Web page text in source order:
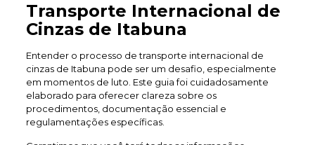
Transporte Internacional de
Cinzas de Itabuna
Entender o processo de transporte internacional de
cinzas de Itabuna pode ser um desafio, especialmente
em momentos de luto. Este guia foi cuidadosamente
elaborado para oferecer clareza sobre os
procedimentos, documentação essencial e
regulamentações específicas.